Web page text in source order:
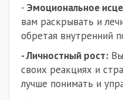
- Эмоциональное
вам раскрывать и
обретая внутренний
- Личностный рост:
своих реакциях и
лучше понимать и